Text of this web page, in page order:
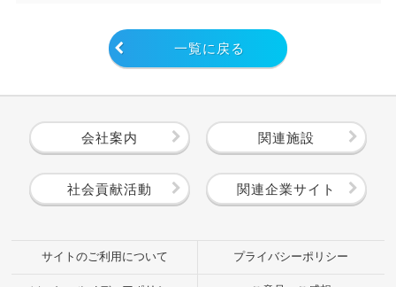
一覧に戻る
会社案内 関連施設
社会貢献活動 関連企業サイト
サイトのご利用について プライバシーポリシー